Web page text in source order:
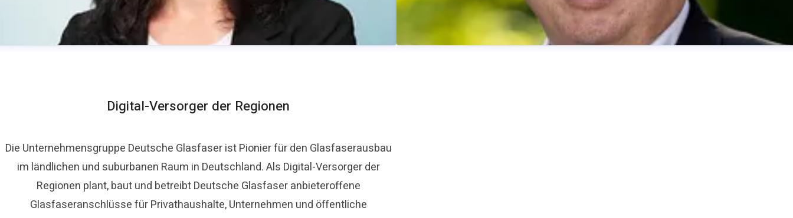
Lippelt
Pressesprecherin presse@deutsche-glasfaser.de
Digital-Versorger der Regionen
Die Unternehmensgruppe Deutsche Glasfaser ist Pionier für den Glasfaserausbau
im ländlichen und suburbanen Raum in Deutschland. Als Digital-Versorger der
Regionen plant, baut und betreibt Deutsche Glasfaser anbieteroffene
Glasfaseranschlüsse für Privathaushalte, Unternehmen und öffentliche